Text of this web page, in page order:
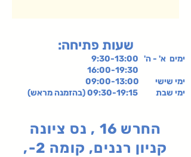
:שעות פתיחה
ימים א' - ה' 9:30-13:00
ימי שישי 09:00-13:00
ימי שבת 09:30-19:15 (בהזמנה מראש)
החרש 16 , נס ציונה
קניון רננים, קומה 2-,